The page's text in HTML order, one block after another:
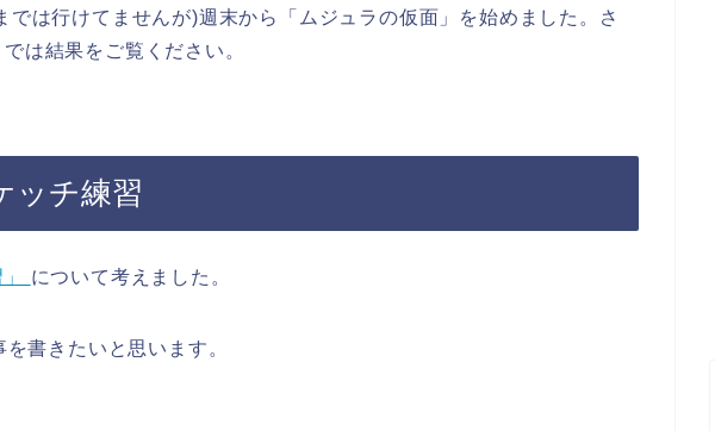
では行けてませんが)週末から「ムジュラの仮面」を始めました。さ
は結果をご覧ください。
ッチ練習
について考えました。
書きたいと思います。